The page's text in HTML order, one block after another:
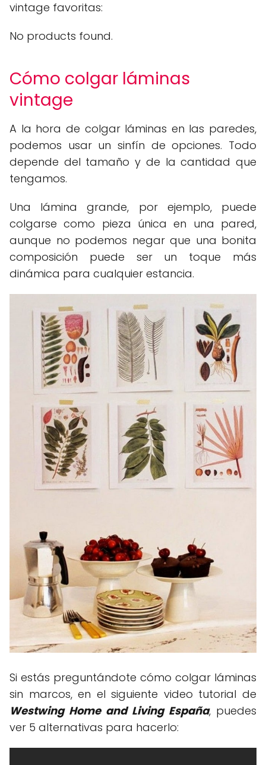
vintage favoritas:
No products found.
Cómo colgar láminas
vintage
A la hora de colgar láminas en las paredes,
podemos usar un sinfín de opciones. Todo
depende del tamaño y de la cantidad que
tengamos.
Una lámina grande, por ejemplo, puede
colgarse como pieza única en una pared,
aunque no podemos negar que una bonita
composición puede ser un toque más
dinámica para cualquier estancia.
Si estás preguntándote cómo colgar láminas
sin marcos, en el siguiente video tutorial de
Westwing Home and Living España, puedes
ver 5 alternativas para hacerlo: